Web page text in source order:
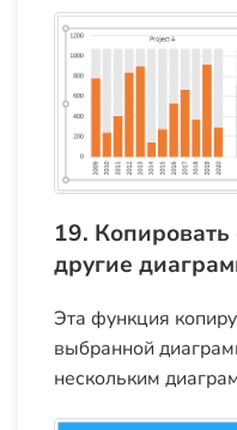
19.
другие
Эта функция
выбранной
нескольким